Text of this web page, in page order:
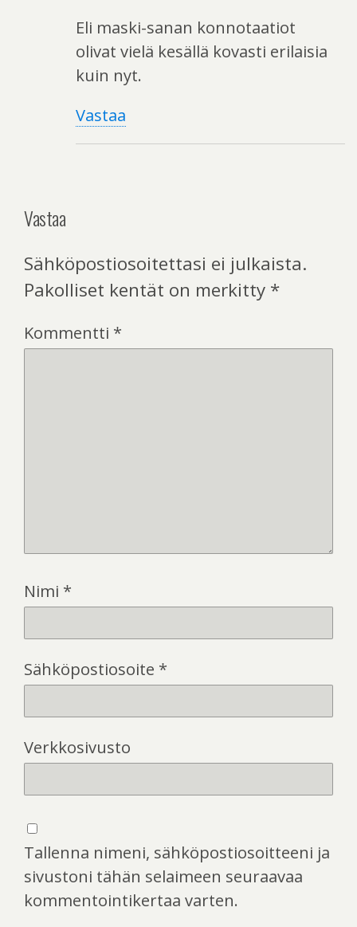
Eli maski-sanan konnotaatiot
olivat vielä kesällä kovasti erilaisia
kuin nyt.
Vastaa
Vastaa
Sähköpostiosoitettasi ei julkaista.
Pakolliset kentät on merkitty *
Kommentti *
Nimi *
Sähköpostiosoite *
Verkkosivusto
Tallenna nimeni, sähköpostiosoitteeni ja
sivustoni tähän selaimeen seuraavaa
kommentointikertaa varten.